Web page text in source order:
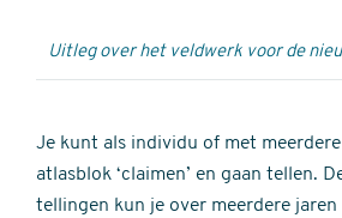
Uitleg over het veldwerk voor de
Je kunt als individu of met
atlasblok ‘claimen’ en gaan tellen.
tellingen kun je over meerdere